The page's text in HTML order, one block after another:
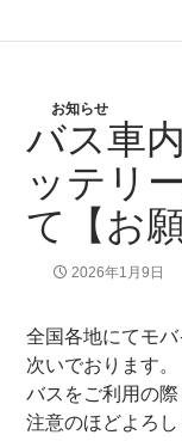
お知らせ
バス車
ッテリ
て【お願
2026年1月9日
全国各地にてモ
次いでおります。
バスをご利用の
注意のほどよろし